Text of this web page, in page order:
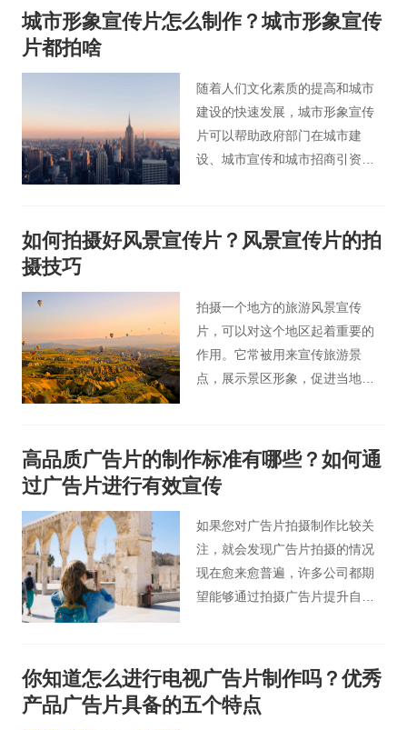
程是事半功倍的。实际上，广告
宣传片拍摄制作的无论多么好，
受众群体，那么在某种意义上来
说也是失败的。
城市形象宣传片怎么制作？城市形象宣传
片都拍啥
随着人们文化素质的提高和城市
建设的快速发展，城市形象宣传
片可以帮助政府部门在城市建
设、城市宣传和城市招商引资的
呢？今天桃花谷宣传片小编就来
为您分享下城市形象宣传片可以
如何拍摄好风景宣传片？风景宣传片的拍
摄技巧
拍摄一个地方的旅游风景宣传
片，可以对这个地区起着重要的
作用。它常被用来宣传旅游景
点，展示景区形象，促进当地旅
片，拍摄过程一定要波澜壮阔。
摄影师要有强烈的审美意识和追
求，丰富的审美思维，从多角
度、多层次、多方向向观众展示
自然风光和自然景观之美。
高品质广告片的制作标准有哪些？如何通
过广告片进行有效宣传
如果您对广告片拍摄制作比较关
注，就会发现广告片拍摄的情况
现在愈来愈普遍，许多公司都期
望能够通过拍摄广告片提升自身
你知道怎么进行电视广告片制作吗？优秀
产品广告片具备的五个特点